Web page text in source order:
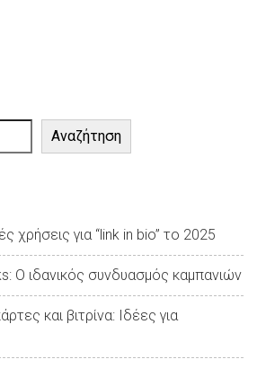
Αναζήτηση
χρήσεις για “link in bio” το 2025
Ο ιδανικός συνδυασμός καμπανιών
και βιτρίνα: Ιδέες για